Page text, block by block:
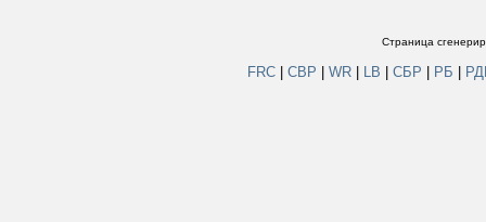
Страница
FRC | СВР | WR | LB | СБР | РБ |